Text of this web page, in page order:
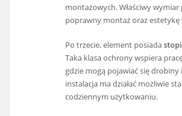
montażowych. Właściwy wymiar
poprawny montaż oraz estetykę
Po trzecie, element posiada
Taka klasa ochrony wspiera
gdzie mogą pojawiać się drobiny
instalacja ma działać możliwie
codziennym użytkowaniu.